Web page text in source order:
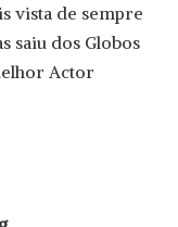
vista de sempre
saiu dos Globos
Actor